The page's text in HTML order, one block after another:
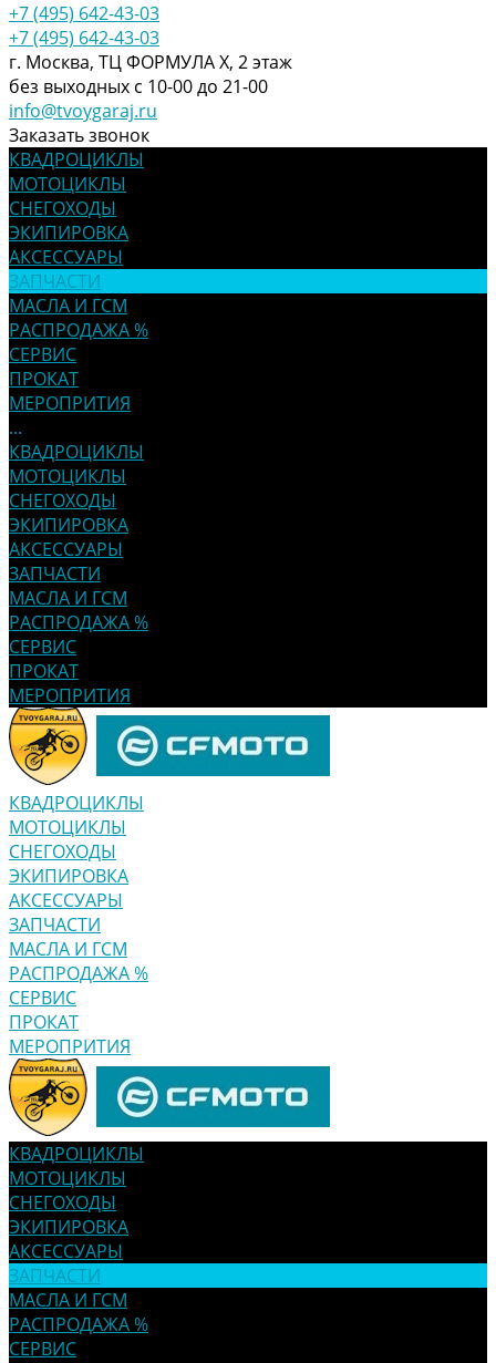
+7 (495) 642-43-03
+7 (495) 642-43-03
г. Москва, ТЦ ФОРМУЛА Х, 2 этаж
без выходных с 10-00 до 21-00
info@tvoygaraj.ru
Заказать звонок
КВАДРОЦИКЛЫ
МОТОЦИКЛЫ
СНЕГОХОДЫ
ЭКИПИРОВКА
АКСЕССУАРЫ
ЗАПЧАСТИ
МАСЛА И ГСМ
РАСПРОДАЖА %
СЕРВИС
ПРОКАТ
МЕРОПРИТИЯ
...
КВАДРОЦИКЛЫ
МОТОЦИКЛЫ
СНЕГОХОДЫ
ЭКИПИРОВКА
АКСЕССУАРЫ
ЗАПЧАСТИ
МАСЛА И ГСМ
РАСПРОДАЖА %
СЕРВИС
ПРОКАТ
МЕРОПРИТИЯ
КВАДРОЦИКЛЫ
МОТОЦИКЛЫ
СНЕГОХОДЫ
ЭКИПИРОВКА
АКСЕССУАРЫ
ЗАПЧАСТИ
МАСЛА И ГСМ
РАСПРОДАЖА %
СЕРВИС
ПРОКАТ
МЕРОПРИТИЯ
КВАДРОЦИКЛЫ
МОТОЦИКЛЫ
СНЕГОХОДЫ
ЭКИПИРОВКА
АКСЕССУАРЫ
ЗАПЧАСТИ
МАСЛА И ГСМ
РАСПРОДАЖА %
СЕРВИС